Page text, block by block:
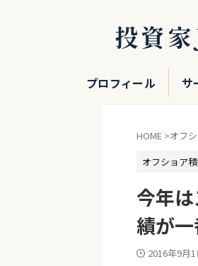
投資
プロフィール サ
HOME >オフ
オフショア
今年
績が
2016年9月1